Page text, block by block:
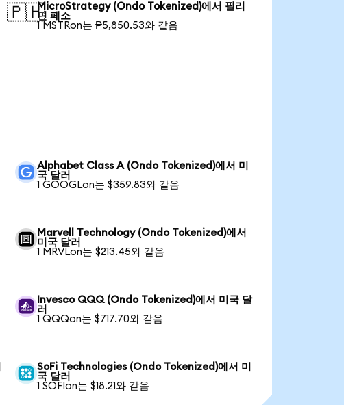
🇵🇭MicroStrategy (Ondo Tokenized)에서 필리
핀 페소
1 MSTRon는 ₱5,850.53와 같음
Alphabet Class A (Ondo Tokenized)에서 미
국 달러
1 GOOGLon는 $359.83와 같음
Marvell Technology (Ondo Tokenized)에서
미국 달러
1 MRVLon는 $213.45와 같음
Invesco QQQ (Ondo Tokenized)에서 미국 달
러
1 QQQon는 $717.70와 같음
SoFi Technologies (Ondo Tokenized)에서 미
국 달러
1 SOFIon는 $18.21와 같음